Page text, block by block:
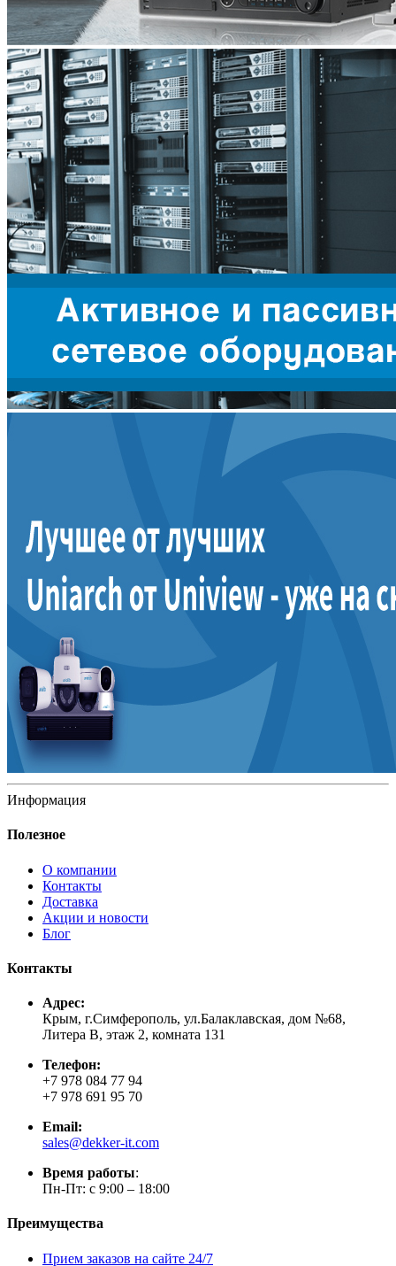
Информация
Полезное
О компании
Контакты
Доставка
Акции и новости
Блог
Контакты
Адрес:
Крым, г.Симферополь, ул.Балаклавская, дом №68,
Литера В, этаж 2, комната 131
Телефон:
+7 978 084 77 94
+7 978 691 95 70
Email:
sales@dekker-it.com
Время работы:
Пн-Пт: с 9:00 – 18:00
Преимущества
Прием заказов на сайте 24/7